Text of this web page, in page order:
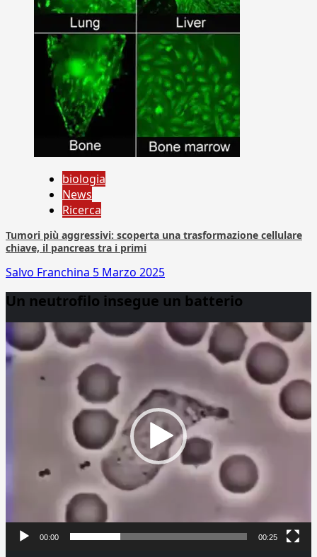
biologia
News
Ricerca
Tumori più aggressivi: scoperta una trasformazione cellulare
chiave, il pancreas tra i primi
Salvo Franchina 5 Marzo 2025
Un neutrofilo insegue un batterio
Player
00:00 00:25